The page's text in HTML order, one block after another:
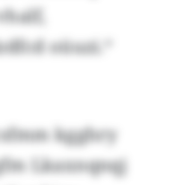
oüuzi.“
kgghry
Lkaxnqnqj